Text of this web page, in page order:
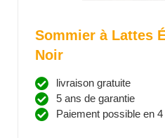
Sommier à Lattes
Noir
livraison gratuite
5 ans de garantie
Paiement possible en